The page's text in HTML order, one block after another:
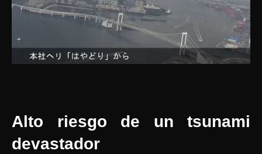
Alto riesgo de un tsunami
devastador